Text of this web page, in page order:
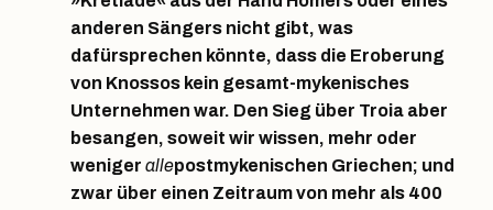
anderen Sängers nicht gibt, was
dafürsprechen könnte, dass die Eroberung
von Knossos kein gesamt-mykenisches
Unternehmen war. Den Sieg über Troia aber
besangen, soweit wir wissen, mehr oder
weniger allepostmykenischen Griechen; und
zwar über einen Zeitraum von mehr als 400